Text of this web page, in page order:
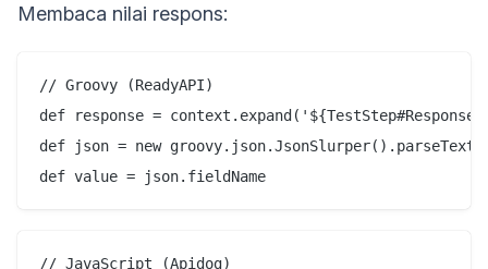
Membaca nilai respons:
// Groovy (ReadyAPI)
def response =
def json = new
// JavaScript (Apidog)